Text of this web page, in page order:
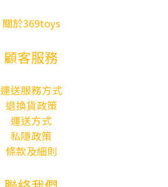
關於369toys
顧客服務
運送服務方式
退換貨政策
運送方式
私隱政策
條款及細則